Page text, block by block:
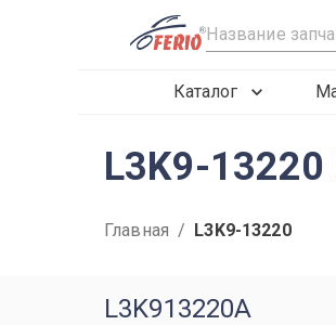
R
Каталог
L3K9-13220
Главная / L3K9-13220
L3K913220A